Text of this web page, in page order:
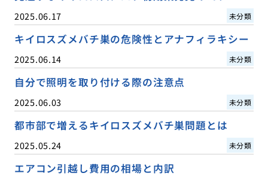
2025.06.17 未分類
キイロスズメバチ巣の危険性とアナフィラキシー
2025.06.14 未分類
自分で照明を取り付ける際の注意点
2025.06.03 未分類
都市部で増えるキイロスズメバチ巣問題とは
2025.05.24 未分類
エアコン引越し費用の相場と内訳